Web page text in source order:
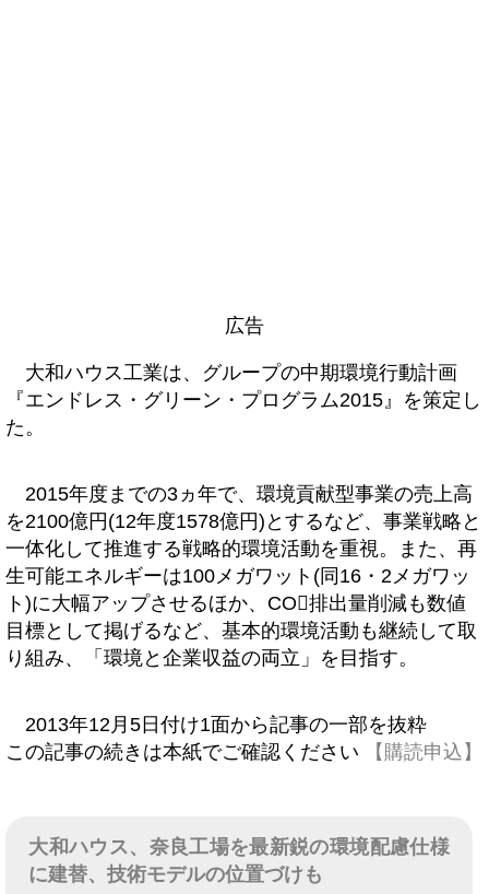
広告
大和ハウス工業は、グループの中期環境行動計画
『エンドレス・グリーン・プログラム2015』を策定し
た。
2015年度までの3ヵ年で、環境貢献型事業の売上高
を2100億円(12年度1578億円)とするなど、事業戦略と
一体化して推進する戦略的環境活動を重視。また、再
生可能エネルギーは100メガワット(同16・2メガワッ
ト)に大幅アップさせるほか、CO排出量削減も数値
目標として掲げるなど、基本的環境活動も継続して取
り組み、「環境と企業収益の両立」を目指す。
2013年12月5日付け1面から記事の一部を抜粋
この記事の続きは本紙でご確認ください
【購読申込】
大和ハウス、奈良工場を最新鋭の環境配慮仕様
に建替、技術モデルの位置づけも